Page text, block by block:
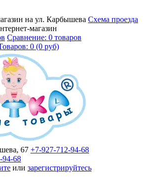
на ул. Карбышева Схема проезда
магазин
Сравнение: 0 товаров
0 (0 руб)
67 +7-927-712-94-68
94-68
или зарегистрируйтесь